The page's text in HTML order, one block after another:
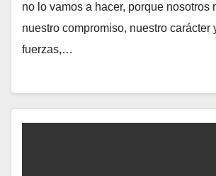
no lo vamos a hacer, porque nosotros
nuestro compromiso, nuestro carácter
fuerzas,…